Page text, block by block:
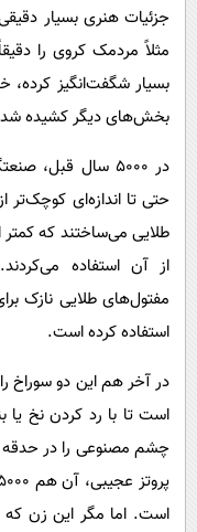
جزئیات هنری بسیار
مثلاً مردمک کروی را
بسیار شگفت‌انگیز
بخش‌های دیگر کشیده
در ۵۰۰۰ سال
حتی تا اندازه‌ای
طلایی می‌ساختند که
از آن استفاده
مفتول‌های طلایی نازک
استفاده کرده است.
در آخر هم این دو سوراخ
است تا با رد کردن نخ
چشم مصنوعی را در
است. اما مگر این زن